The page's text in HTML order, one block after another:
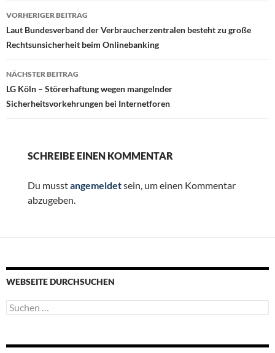
Beitragsnavigation
VORHERIGER BEITRAG
Laut Bundesverband der Verbraucherzentralen besteht zu große
Rechtsunsicherheit beim Onlinebanking
NÄCHSTER BEITRAG
LG Köln – Störerhaftung wegen mangelnder
Sicherheitsvorkehrungen bei Internetforen
SCHREIBE EINEN KOMMENTAR
Du musstangemeldetsein, um einen Kommentar
abzugeben.
WEBSEITE DURCHSUCHEN
Suchen
nach: